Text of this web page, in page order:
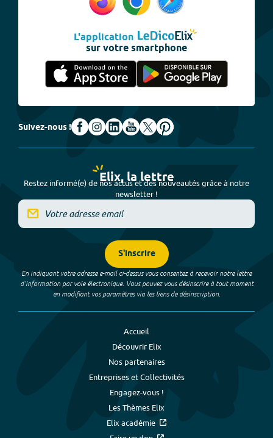
L'application
sur votre smartphone
Suivez-nous !
Elix, la lettre
Restez informé(e) de nos actus et des nouveautés grâce à notre
newsletter !
S'inscrire
En indiquant votre adresse e-mail ci-dessus vous consentez à recevoir notre lettre
d’information par voie électronique. Vous pouvez vous désinscrire à tout moment
en modifiant vos paramètres via les liens de désinscription.
Accueil
Découvrir Elix
Nos partenaires
Entreprises et Collectivités
Engagez-vous !
Les Thèmes Elix
Elix académie